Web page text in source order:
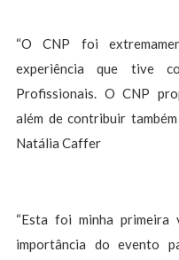
“O CNP foi
experiência que tive
Profissionais. O CNP
além de contribuir
Natália Caffer
“Esta foi minha primeira
importância do evento